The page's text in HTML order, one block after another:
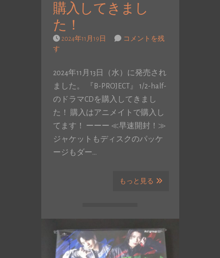
購入してきまし
た！
2024年11月19日
コメントを残
す
2024年11月13日（水）に発売され
ました。 『B-PROJECT』 1/2-half-
のドラマCDを購入してきまし
た！ 購入はアニメイトで購入し
てます！ ーーー ≪早速開封！≫
ジャケットもディスクのパッケ
ージもダー…
もっと見る